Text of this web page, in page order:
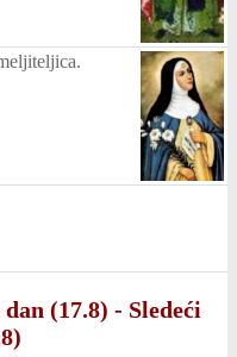
dan (17.8) - Sledeći